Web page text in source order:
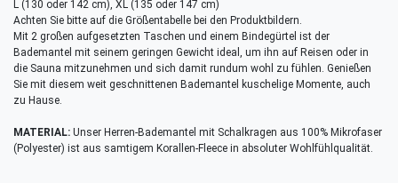
L (130 oder 142 cm), XL (135 oder 147 cm)
Achten Sie bitte auf die Größentabelle bei den Produktbildern.
Mit 2 großen aufgesetzten Taschen und einem Bindegürtel ist der
Bademantel mit seinem geringen Gewicht ideal, um ihn auf Reisen oder in
die Sauna mitzunehmen und sich damit rundum wohl zu fühlen. Genießen
Sie mit diesem weit geschnittenen Bademantel kuschelige Momente, auch
zu Hause.
MATERIAL: Unser Herren-Bademantel mit Schalkragen aus 100% Mikrofaser
(Polyester) ist aus samtigem Korallen-Fleece in absoluter Wohlfühlqualität.